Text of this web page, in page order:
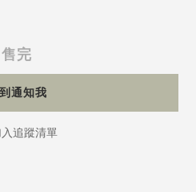
售完
通知我
追蹤清單